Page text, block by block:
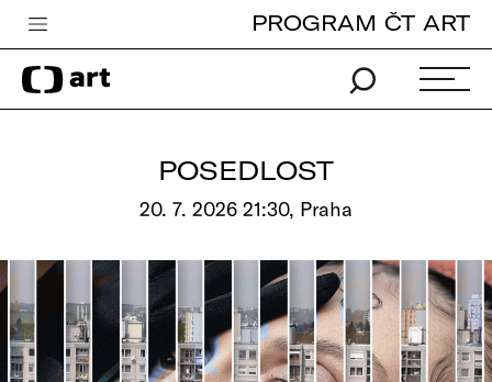
Česká televize
Zpravodajství
Pro děti
edu
Vše o ČT
PROGRAM ČT ART
POSEDLOST
20. 7. 2026 21:30, Praha